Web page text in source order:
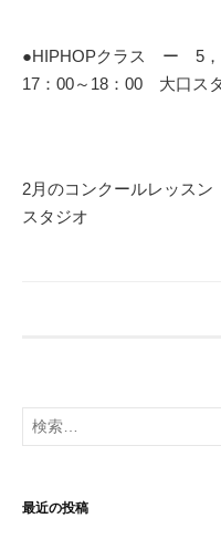
●HIPHOPクラス ー 5
17：00～18：00 大口ス
2月のコンクールレッス
スタジオ
検
索
最近の投稿